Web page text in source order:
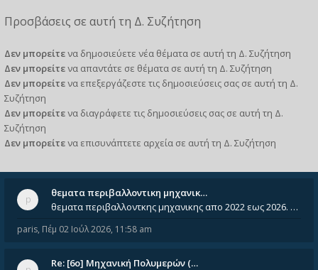
Προσβάσεις σε αυτή τη Δ. Συζήτηση
Δεν μπορείτενα δημοσιεύετε νέα θέματα σε αυτή τη Δ. Συζήτηση
Δεν μπορείτενα απαντάτε σε θέματα σε αυτή τη Δ. Συζήτηση
Δεν μπορείτενα επεξεργάζεστε τις δημοσιεύσεις σας σε αυτή τη Δ.
Συζήτηση
Δεν μπορείτενα διαγράφετε τις δημοσιεύσεις σας σε αυτή τη Δ.
Συζήτηση
Δεν μπορείτενα επισυνάπτετε αρχεία σε αυτή τη Δ. Συζήτηση
θεματα περιβαλλοντικη μηχανικ…
θεματα περιβαλλοντκης μηχανικης απο 2022 εως 2026. Δεν ειναι μεσα του Σεπτεμβιου του 2025. Αν τα εχει καποιος ας τα ανε
paris, Πέμ 02 Ιούλ 2026, 11:58 am
Re: [6o] Mηχανική Πολυμερών (…